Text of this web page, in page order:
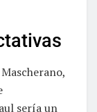
sería un